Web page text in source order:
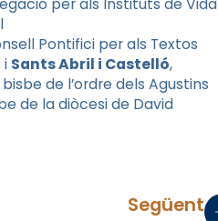
Pontifici per als Textos
i Sants Abril i Castelló,
de l’ordre dels Agustins
de la diòcesi de David
Següent